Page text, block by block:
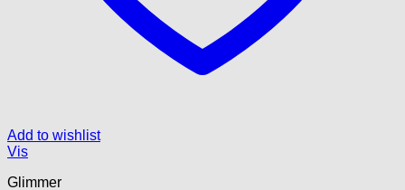
Add to wishlist
Vis
Glimmer